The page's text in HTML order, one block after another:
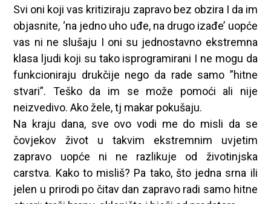
Svi oni koji vas kritiziraju zapravo bez obzira I da im
objasnite, ‘na jedno uho uđe, na drugo izađe’ uopće
vas ni ne slušaju I oni su jednostavno ekstremna
klasa ljudi koji su tako isprogramirani I ne mogu da
funkcioniraju drukčije nego da rade samo ”hitne
stvari”. Teško da im se može pomoći ali nije
neizvedivo. Ako žele, tj makar pokušaju.
Na kraju dana, sve ovo vodi me do misli da se
čovjekov život u takvim ekstremnim uvjetim
zapravo uopće ni ne razlikuje od životinjska
carstva. Kako to misliš? Pa tako, što jedna srna ili
jelen u prirodi po čitav dan zapravo radi samo hitne